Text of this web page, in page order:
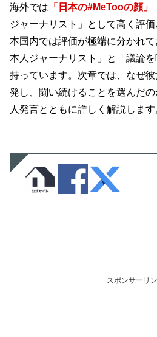
海外では 「日本の#MeTooの顔」
ジャーナリスト」として高く評
本国内では評価が極端に分かれ
本人ジャーナリスト」と「議論
持っています。次章では、なぜ彼
発し、闘い続けることを選んだ
人発言とともに詳しく解説します
スポンサーリ